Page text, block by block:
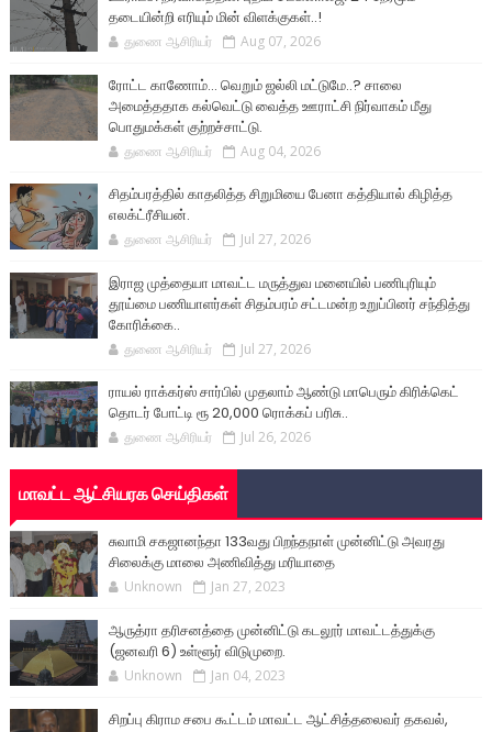
தடையின்றி எரியும் மின் விளக்குகள்..!
துணை ஆசிரியர் Aug 07, 2026
ரோட்ட காணோம்... வெறும் ஜல்லி மட்டுமே..? சாலை
அமைத்ததாக கல்வெட்டு வைத்த ஊராட்சி நிர்வாகம் மீது
பொதுமக்கள் குற்றச்சாட்டு.
துணை ஆசிரியர் Aug 04, 2026
சிதம்பரத்தில் காதலித்த சிறுமியை பேனா கத்தியால் கிழித்த
எலக்ட்ரீசியன்.
துணை ஆசிரியர் Jul 27, 2026
இராஜ முத்தையா மாவட்ட மருத்துவ மனையில் பணிபுரியும்
தூய்மை பணியாளர்கள் சிதம்பரம் சட்டமன்ற உறுப்பினர் சந்தித்து
கோரிக்கை..
துணை ஆசிரியர் Jul 27, 2026
ராயல் ராக்கர்ஸ் சார்பில் முதலாம் ஆண்டு மாபெரும் கிரிக்கெட்
தொடர் போட்டி ரூ 20,000 ரொக்கப் பரிசு..
துணை ஆசிரியர் Jul 26, 2026
மாவட்ட ஆட்சியரக செய்திகள்
சுவாமி சகஜானந்தா 133வது பிறந்தநாள் முன்னிட்டு அவரது
சிலைக்கு மாலை அணிவித்து மரியாதை
Unknown Jan 27, 2023
ஆருத்ரா தரிசனத்தை முன்னிட்டு கடலூர் மாவட்டத்துக்கு
(ஜனவரி 6) உள்ளூர் விடுமுறை.
Unknown Jan 04, 2023
சிறப்பு கிராம சபை கூட்டம் மாவட்ட ஆட்சித்தலைவர் தகவல்,